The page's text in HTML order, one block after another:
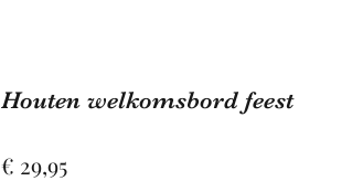
Houten welkomsbord feest
€ 29,95Prijs